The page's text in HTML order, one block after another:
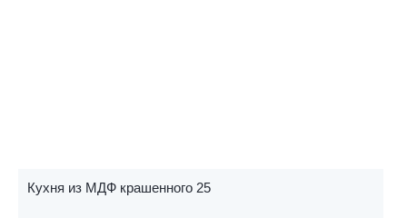
Кухня из МДФ крашенного 25